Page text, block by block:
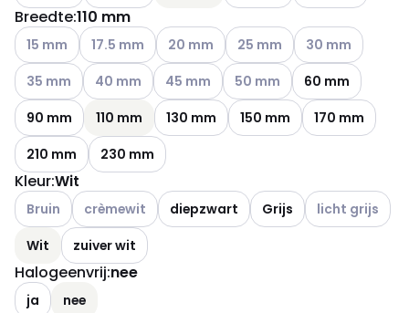
Breedte:110 mm
Andere varianten (Huidige combinatie niet mogelijk)
15 mm Andere varianten (Huidige combinatie niet
17.5 mm Andere varianten (Huidige combinatie
20 mm Andere varianten (Huidige
25 mm Andere
30 mm
Andere varianten (Huidige combinatie niet mogelijk)
35 mm Andere varianten (Huidige combinatie niet
40 mm Andere varianten (Huidige combinatie
45 mm Andere varianten (Huidige
50 mm
60 mm
90 mm
110 mm 130 mm 150 mm
170 mm
210 mm
230 mm
Kleur:Wit
Andere varianten (Huidige combinatie niet mogelijk)
Bruin Andere varianten (Huidige combinatie niet mogelijk)
crèmewit diepzwart Grijs Andere
licht grijs
Wit
zuiver wit
Halogeenvrij:nee
ja nee